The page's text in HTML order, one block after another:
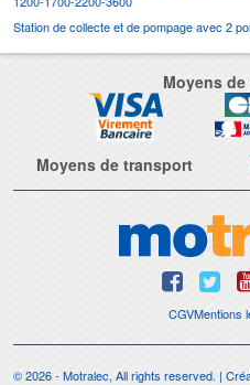
Station de collecte et de pompage avec 2
Moyens
Moyens de transport
CGVMentions
© 2026 - Motralec, All rights reserved. |